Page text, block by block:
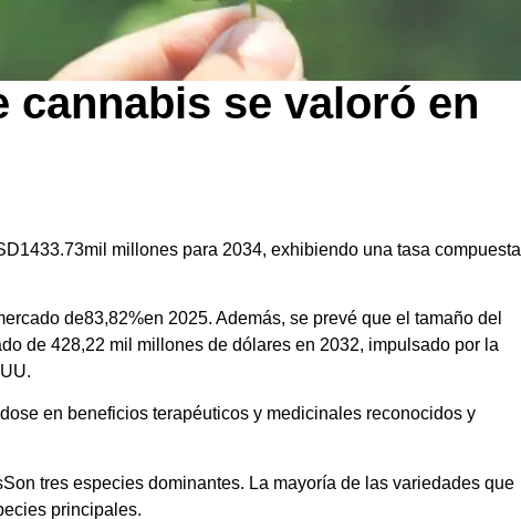
cannabis se valoró en
millones para 2034, exhibiendo una tasa compuesta
de83,82%en 2025. Además, se prevé que el tamaño del
de 428,22 mil millones de dólares en 2032, impulsado por la
en beneficios terapéuticos y medicinales reconocidos y
tres especies dominantes. La mayoría de las variedades que
principales.